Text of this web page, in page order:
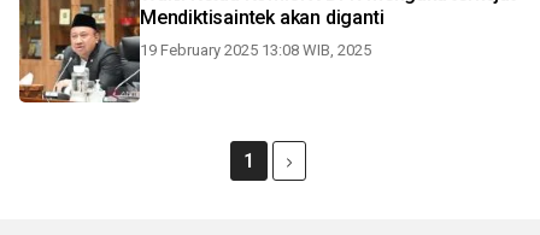
Mendiktisaintek akan diganti
19 February 2025 13:08 WIB, 2025
1